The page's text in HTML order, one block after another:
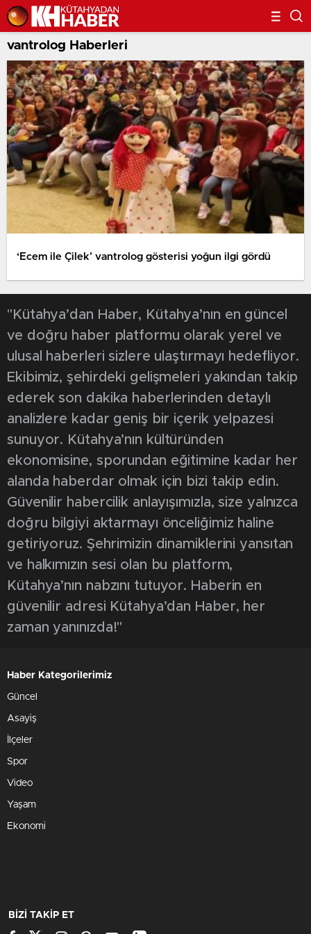
vantrolog Haberleri
‘Ecem ile Çilek’ vantrolog gösterisi yoğun ilgi gördü
"Kütahya’dan Haber, Kütahya’nın en güncel
ve doğru haber platformu olarak yerel ve
ulusal haberleri sizlere ulaştırmayı hedefliyor.
Ekibimiz, şehirdeki gelişmeleri yakından takip
ederek son dakika haberlerinden detaylı
analizlere kadar geniş bir içerik yelpazesi
sunuyor. Kütahya’nın kültüründen
ekonomisine, sporundan eğitimine kadar her
alanda haberdar olmak için bizi takip edin.
Güvenilir habercilik anlayışımızla, size yalnızca
doğru bilgiyi aktarmayı önceliğimiz haline
getiriyoruz. Şehrimizin dinamiklerini yansıtan
ve halkımızın sesi olan bu platform,
Kütahya’nın nabzını tutuyor. Haberin en
güvenilir adresi Kütahya’dan Haber, her
zaman yanınızda!"
Haber Kategorilerimiz
Güncel
Asayiş
İlçeler
Spor
Video
Yaşam
Ekonomi
BİZİ TAKİP ET